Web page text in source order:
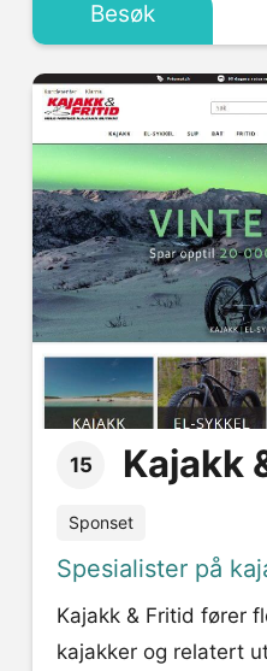
Besøk
15 Kajakk
Sponset
Spesialister på
Kajakk & Fritid fører
kajakker og relatert